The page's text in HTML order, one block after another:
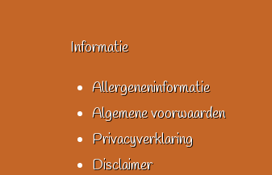
Informatie
Allergeneninformatie
Algemene voorwaarden
Privacyverklaring
Disclaimer